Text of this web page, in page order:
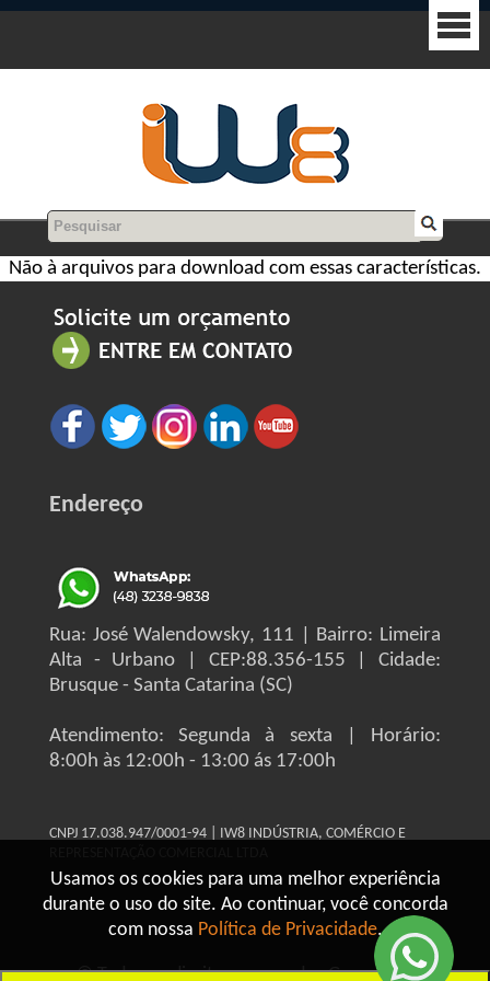
Usamos os cookies para uma melhor experiência
durante o uso do site. Ao continuar, você concorda
com nossa Política de Privacidade.
Não à arquivos para download com essas características.
Endereço
Rua: José Walendowsky, 111 | Bairro: Limeira
Alta - Urbano | CEP:88.356-155 | Cidade:
Brusque - Santa Catarina (SC)
Atendimento: Segunda à sexta | Horário:
8:00h às 12:00h - 13:00 ás 17:00h
CNPJ 17.038.947/0001-94 | IW8 INDÚSTRIA, COMÉRCIO E
© Todos os direitos reservados Grupo IW8